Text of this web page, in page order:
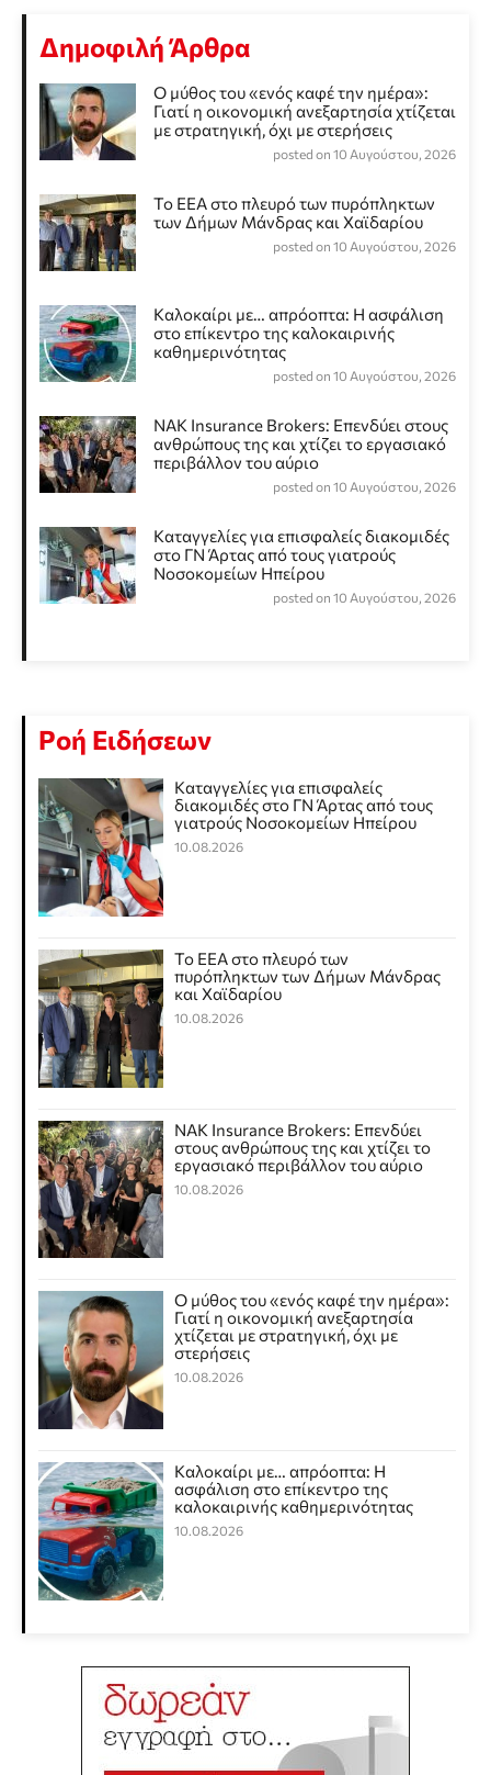
Δημοφιλή Άρθρα
Ο μύθος του «ενός καφέ την ημέρα»:
Γιατί η οικονομική ανεξαρτησία χτίζεται
με στρατηγική, όχι με στερήσεις
posted on 10 Αυγούστου, 2026
Το ΕΕΑ στο πλευρό των πυρόπληκτων
των Δήμων Μάνδρας και Χαϊδαρίου
posted on 10 Αυγούστου, 2026
Καλοκαίρι με… απρόοπτα: Η ασφάλιση
στο επίκεντρο της καλοκαιρινής
καθημερινότητας
posted on 10 Αυγούστου, 2026
NAK Insurance Brokers: Επενδύει στους
ανθρώπους της και χτίζει το εργασιακό
περιβάλλον του αύριο
posted on 10 Αυγούστου, 2026
Καταγγελίες για επισφαλείς διακομιδές
στο ΓΝ Άρτας από τους γιατρούς
Νοσοκομείων Ηπείρου
posted on 10 Αυγούστου, 2026
Ροή Ειδήσεων
Καταγγελίες για επισφαλείς
διακομιδές στο ΓΝ Άρτας από τους
γιατρούς Νοσοκομείων Ηπείρου
10.08.2026
Το ΕΕΑ στο πλευρό των
πυρόπληκτων των Δήμων Μάνδρας
και Χαϊδαρίου
10.08.2026
NAK Insurance Brokers: Επενδύει
στους ανθρώπους της και χτίζει το
εργασιακό περιβάλλον του αύριο
10.08.2026
Ο μύθος του «ενός καφέ την ημέρα»:
Γιατί η οικονομική ανεξαρτησία
χτίζεται με στρατηγική, όχι με
στερήσεις
10.08.2026
Καλοκαίρι με… απρόοπτα: Η
ασφάλιση στο επίκεντρο της
καλοκαιρινής καθημερινότητας
10.08.2026